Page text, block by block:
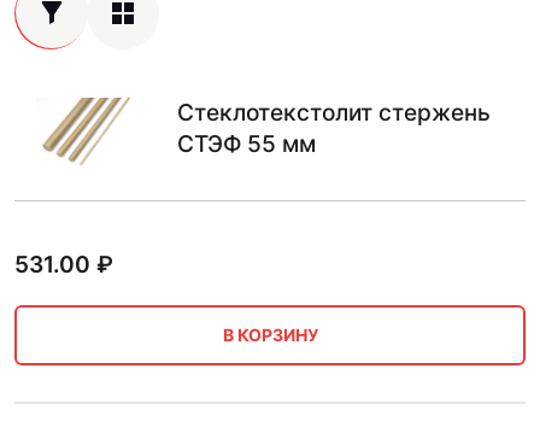
Стеклотекстолит стержень
СТЭФ 55 мм
531.00 ₽
В КОРЗИНУ